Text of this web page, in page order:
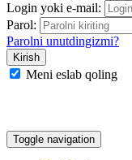
Login yoki e-mail:
Parol:
Parolni unutdingizmi?
Meni eslab qoling
Toggle navigation